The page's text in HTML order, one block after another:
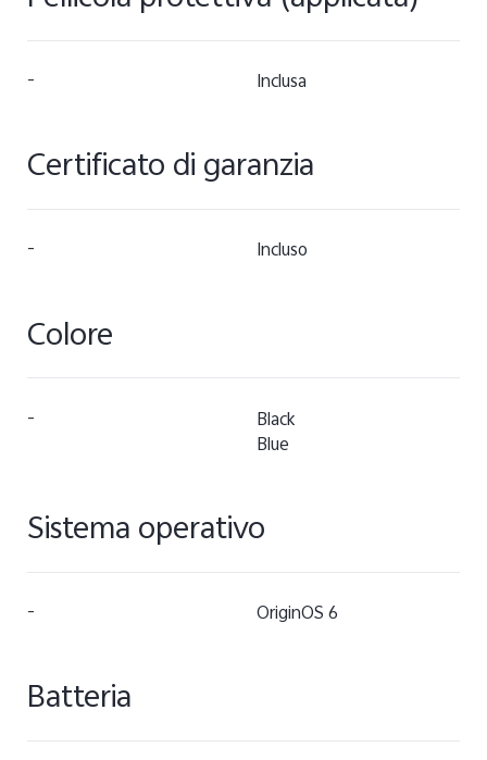
- Inclusa
Certificato di garanzia
- Incluso
Colore
-
Black
Blue
Sistema operativo
- OriginOS 6
Batteria